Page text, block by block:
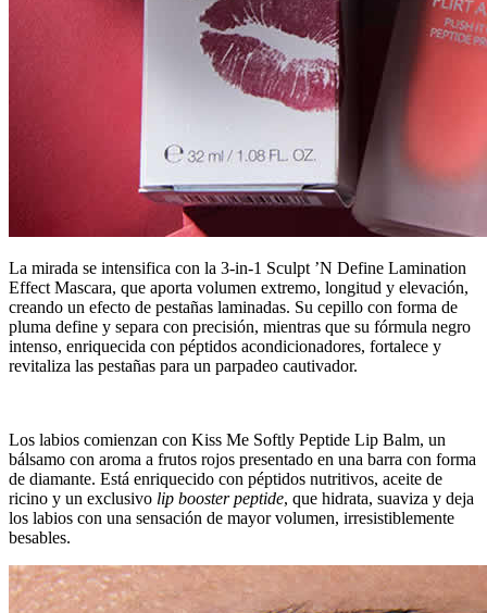
La mirada se intensifica con la 3-in-1 Sculpt ’N Define Lamination
Effect Mascara, que aporta volumen extremo, longitud y elevación,
creando un efecto de pestañas laminadas. Su cepillo con forma de
pluma define y separa con precisión, mientras que su fórmula negro
intenso, enriquecida con péptidos acondicionadores, fortalece y
revitaliza las pestañas para un parpadeo cautivador.
Los labios comienzan con Kiss Me Softly Peptide Lip Balm, un
bálsamo con aroma a frutos rojos presentado en una barra con forma
de diamante. Está enriquecido con péptidos nutritivos, aceite de
ricino y un exclusivo lip booster peptide, que hidrata, suaviza y deja
los labios con una sensación de mayor volumen, irresistiblemente
besables.